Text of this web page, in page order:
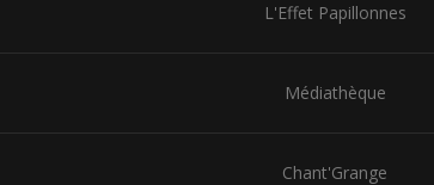
L'Effet Papillonnes
Médiathèque
Chant'Grange